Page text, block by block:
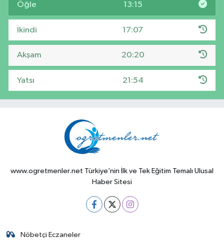
Öğle 13:15
İkindi 17:07
Akşam 20:20
Yatsı 21:54
www.ogretmenler.net Türkiye’nin İlk ve Tek Eğitim Temalı Ulusal
Haber Sitesi
Nöbetçi Eczaneler